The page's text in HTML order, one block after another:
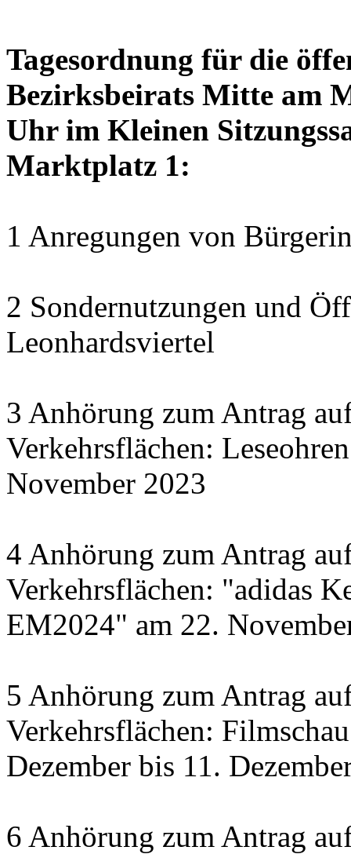
Tagesordnung für die
Bezirksbeirats Mitte am
Uhr im Kleinen
Marktplatz 1:
1 Anregungen von
2 Sondernutzungen und
Leonhardsviertel
3 Anhörung zum Antrag
Verkehrsflächen:
November 2023
4 Anhörung zum Antrag
Verkehrsflächen: "adidas
EM2024" am 22.
5 Anhörung zum Antrag
Verkehrsflächen:
Dezember bis 11.
6 Anhörung zum Antrag